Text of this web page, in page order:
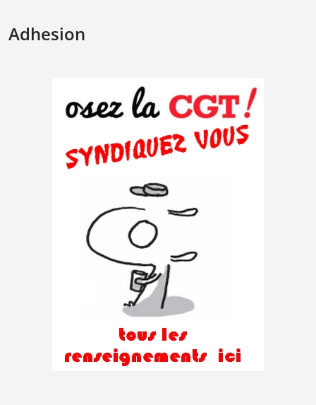
Adhesion